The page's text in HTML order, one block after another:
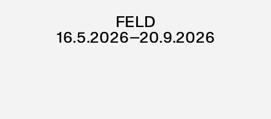
FELD
16.5.2026–20.9.2026